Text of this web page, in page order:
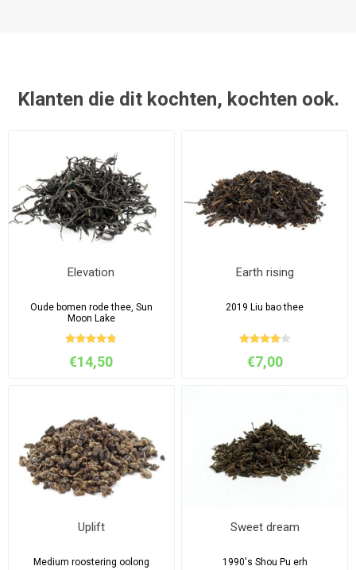
Klanten die dit kochten, kochten ook.
Elevation
Oude bomen rode thee, Sun
Moon Lake
€14,50
Earth rising
2019 Liu bao thee
€7,00
Uplift
Medium roostering oolong
Sweet dream
1990's Shou Pu erh